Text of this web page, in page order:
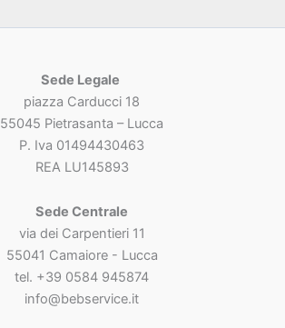
Sede Legale
piazza Carducci 18
55045 Pietrasanta – Lucca
P. Iva 01494430463
REA LU145893
Sede Centrale
via dei Carpentieri 11
55041 Camaiore - Lucca
tel. +39 0584 945874
info@bebservice.it